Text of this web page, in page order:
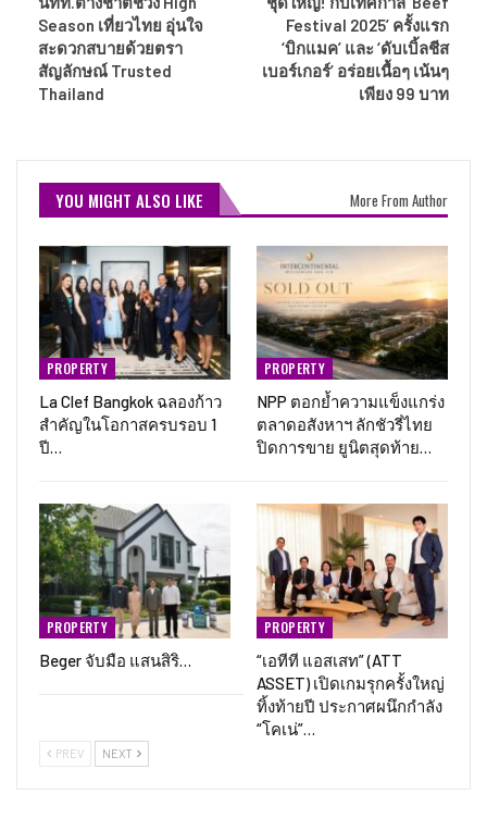
Season เที่ยวไทย อุ่นใจ
สะดวกสบายด้วยตรา
สัญลักษณ์ Trusted
Thailand
Festival 2025’ ครั้งแรก
‘บิกแมค’ และ ‘ดับเบิ้ลชีส
เบอร์เกอร์’ อร่อยเนื้อๆ เน้นๆ
เพียง 99 บาท
YOU MIGHT ALSO LIKE More From Author
PROPERTY
La Clef Bangkok ฉลองก้าว
สำคัญในโอกาสครบรอบ 1
ปี…
PROPERTY
NPP ตอกย้ำความแข็งแกร่ง
ตลาดอสังหาฯ ลักชัวรี่ไทย
ปิดการขาย ยูนิตสุดท้าย…
PROPERTY
Beger จับมือ แสนสิริ…
PROPERTY
“เอทีที แอสเสท” (ATT
ASSET) เปิดเกมรุกครั้งใหญ่
ทิ้งท้ายปี ประกาศผนึกกำลัง
“โคเน่”…
PREV NEXT